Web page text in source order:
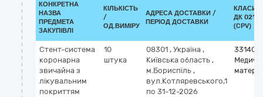
КОНКРЕТНА
НАЗВА
ПРЕДМЕТА
ЗАКУПІВЛІ
КІЛЬКІСТЬ
/
ОД.ВИМІРУ
АДРЕСА ДОСТАВКИ /
ПЕРІОД ДОСТАВКИ
ДК
(CPV)
Стент-система
коронарна
звичайна з
лікувальним
покриттям
10
штука
08301 , Україна ,
Київська область ,
м.Бориспіль ,
вул.Котляревського,1
по 31-12-2026
Медичні